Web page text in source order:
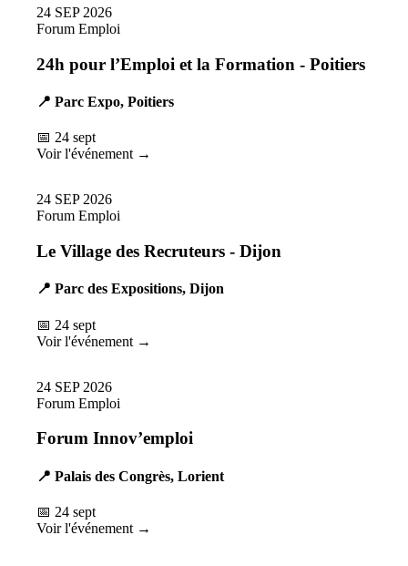
24 SEP 2026
Forum Emploi
24h pour l’Emploi et la Formation - Poitiers
📍 Parc Expo, Poitiers
📅 24 sept
Voir l'événement →
24 SEP 2026
Forum Emploi
Le Village des Recruteurs - Dijon
📍 Parc des Expositions, Dijon
📅 24 sept
Voir l'événement →
24 SEP 2026
Forum Emploi
Forum Innov’emploi
📍 Palais des Congrès, Lorient
📅 24 sept
Voir l'événement →